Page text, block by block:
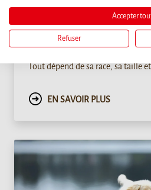
SILHOUETTE IDÉALE
Il n'existe malheureusement
Tout dépend de sa race, sa taille
EN SAVOIR PLUS
Accepter
Refuser